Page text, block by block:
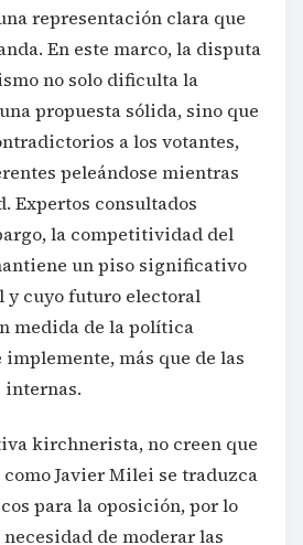
representación clara que
En este marco, la disputa
no solo dificulta la
propuesta sólida, sino que
a los votantes,
peleándose mientras
Expertos consultados
la competitividad del
un piso significativo
y cuyo futuro electoral
medida de la política
implemente, más que de las
kirchnerista, no creen que
Javier Milei se traduzca
para la oposición, por lo
de moderar las